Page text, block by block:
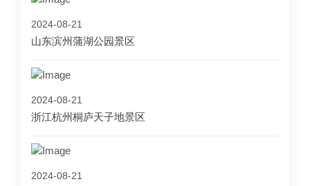
2024-08-21
山东滨州蒲湖公园景区
2024-08-21
浙江杭州桐庐天子地景区
2024-08-21